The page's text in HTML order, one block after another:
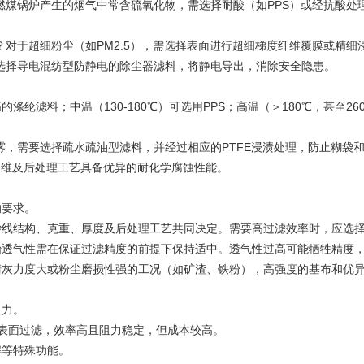
炉产生的烟气中常含硫氧化物，需选择耐酸（如PPS）或经抗酸处
超细粉尘（如PM2.5），需选择表面进行超细梯度纤维覆膜或精细
电混纺型防静电的除尘器滤料，将静电导出，消除安全隐患。
纶滤料；中温（130-180℃）可选用PPS；高温（＞180℃，甚至
要选择疏水疏油型滤料，并经过相应的PTFE浸渍处理，防止糊袋
后处理工艺具备优异的耐化学腐蚀性能。
求。
、克重、厚度及后处理工艺共同决定。需要高过滤效率时，应选
性需在保证过滤精度的前提下保持适中。透气性过高可能牺牲精度
度大或粉尘磨损性强的工况（如矿渣、铁粉），高强度的基布和优
。
滤，效率高且阻力稳定，但成本较高。
特殊功能。